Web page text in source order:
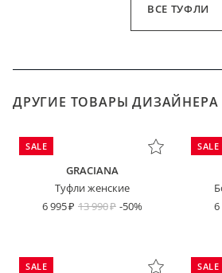
ВСЕ ТУФЛИ
ДРУГИЕ ТОВАРЫ ДИЗАЙНЕРА
SALE
GRACIANA
Туфли женские
6 995
13 990 -50%
SALE
6
SALE SALE